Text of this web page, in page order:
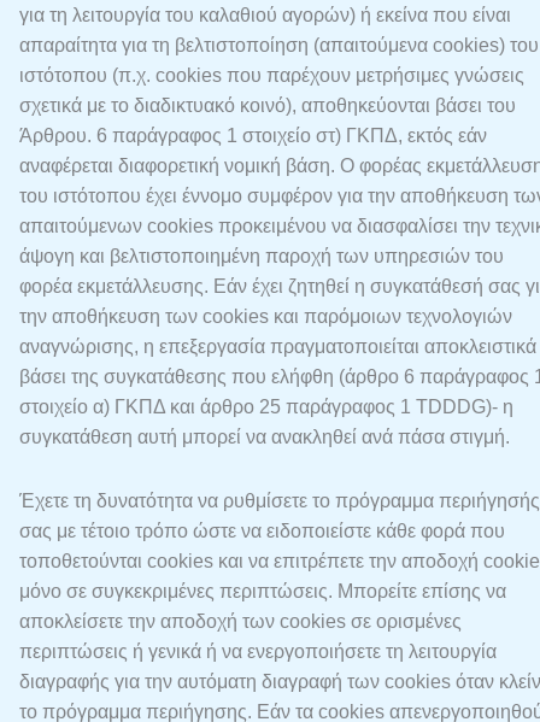
για τη λειτουργία του καλαθιού αγορών) ή εκείνα που είναι
απαραίτητα για τη βελτιστοποίηση (απαιτούμενα cookies) του
ιστότοπου (π.χ. cookies που παρέχουν μετρήσιμες γνώσεις
σχετικά με το διαδικτυακό κοινό), αποθηκεύονται βάσει του
Άρθρου. 6 παράγραφος 1 στοιχείο στ) ΓΚΠΔ, εκτός εάν
αναφέρεται διαφορετική νομική βάση. Ο φορέας
του ιστότοπου έχει έννομο συμφέρον για την αποθήκευση
απαιτούμενων cookies προκειμένου να διασφαλίσει την
άψογη και βελτιστοποιημένη παροχή των υπηρεσιών του
φορέα εκμετάλλευσης. Εάν έχει ζητηθεί η συγκατάθεσή σας
την αποθήκευση των cookies και παρόμοιων τεχνολογιών
αναγνώρισης, η επεξεργασία πραγματοποιείται αποκλειστικά
βάσει της συγκατάθεσης που ελήφθη (άρθρο 6 παράγραφος
στοιχείο α) ΓΚΠΔ και άρθρο 25 παράγραφος 1 TDDDG)- η
συγκατάθεση αυτή μπορεί να ανακληθεί ανά πάσα στιγμή.
Έχετε τη δυνατότητα να ρυθμίσετε το πρόγραμμα περιήγησής
σας με τέτοιο τρόπο ώστε να ειδοποιείστε κάθε φορά που
τοποθετούνται cookies και να επιτρέπετε την αποδοχή
μόνο σε συγκεκριμένες περιπτώσεις. Μπορείτε επίσης να
αποκλείσετε την αποδοχή των cookies σε ορισμένες
περιπτώσεις ή γενικά ή να ενεργοποιήσετε τη λειτουργία
διαγραφής για την αυτόματη διαγραφή των cookies όταν
το πρόγραμμα περιήγησης. Εάν τα cookies